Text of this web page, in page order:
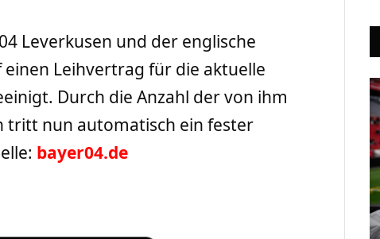
Leverkusen und der englische
Leihvertrag für die aktuelle
Durch die Anzahl der von ihm
tritt nun automatisch ein fester
bayer04.de